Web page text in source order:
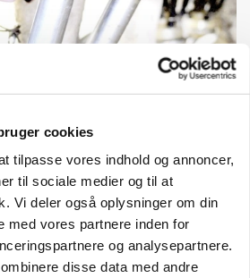
cookies
tilpasse vores indhold og annoncer,
til sociale medier og til at
Vi deler også oplysninger om din
med vores partnere inden for
og analysepartnere.
disse data med andre
kan åbne nyt